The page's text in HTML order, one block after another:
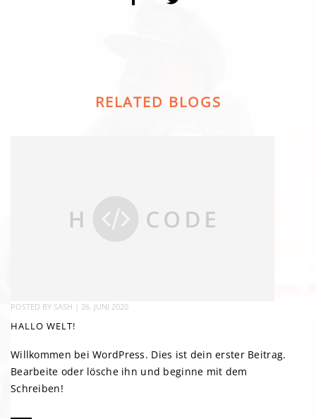
RELATED BLOGS
POSTED BY SASH 26. JUNI 2020
HALLO WELT!
Willkommen bei WordPress. Dies ist dein erster Beitrag.
Bearbeite oder lösche ihn und beginne mit dem
Schreiben!